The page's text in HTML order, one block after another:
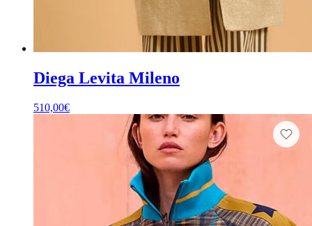
Diega Levita Mileno
510,00€